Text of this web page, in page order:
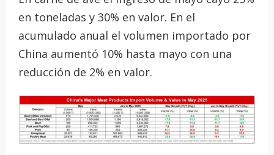
en toneladas y 30% en valor. En el
acumulado anual el volumen importado por
China aumentó 10% hasta mayo con una
reducción de 2% en valor.